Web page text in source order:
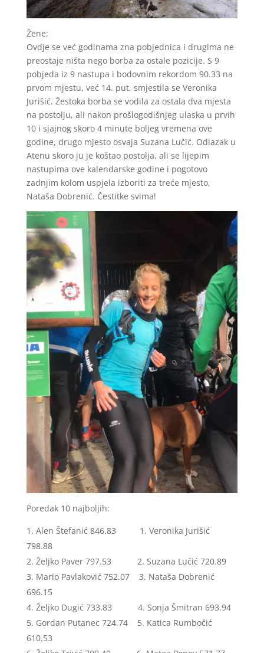
Žene:
Ovdje se već godinama zna pobjednica i drugima ne
preostaje ništa nego borba za ostale pozicije. S 9
pobjeda iz 9 nastupa i bodovnim rekordom 90.33 na
prvom mjestu, već 14. put, smjestila se Veronika
Jurišić. Žestoka borba se vodila za ostala dva mjesta
na postolju, ali nakon prošlogodišnjeg ulaska u prvih
10 i sjajnog skoro 4 minute boljeg vremena ove
godine, drugo mjesto osvaja Suzana Lučić. Odlazak u
Atenu skoro ju je koštao postolja, ali se lijepim
nastupima ove kalendarske godine i pogotovo
zadnjim kolom uspjela izboriti za treće mjesto,
Nataša Dobrenić. Čestitke svima!
Poredak 10 najboljih:
Alen Štefanić 846.83 1. Veronika Jurišić
798.88
Željko Paver 797.53 2. Suzana Lučić 720.89
Mario Pavlaković 752.07 3. Nataša Dobrenić
696.15
Željko Dugić 733.83 4. Sonja Šmitran 693.94
Gordan Putanec 724.74 5. Katica Rumbočić
610.53